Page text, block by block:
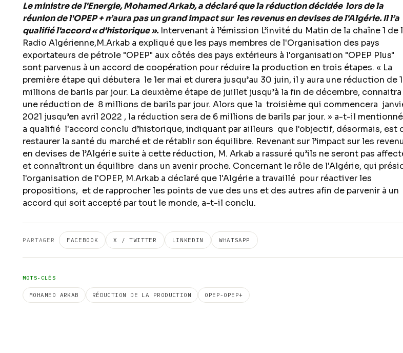
Le ministre de l'Energie, Mohamed Arkab, a déclaré que la réduction décidée lors de la
réunion de l'OPEP + n’aura pas un grand impact sur les revenus en devises de l'Algérie. Il l’a
qualifié l'accord « d’historique ».Intervenant à l’émission L’invité du Matin de la chaîne 1 de
Radio Algérienne,M.Arkab a expliqué que les pays membres de l'Organisation des pays
exportateurs de pétrole "OPEP" aux côtés des pays extérieurs à l'organisation "OPEP Plus"
sont parvenus à un accord de coopération pour réduire la production en trois étapes. « La
première étape qui débutera le 1er mai et durera jusqu’au 30 juin, il y aura une réduction de
millions de barils par jour. La deuxième étape de juillet jusqu’à la fin de décembre, connaitra
une réduction de 8 millions de barils par jour. Alors que la troisième qui commencera
2021 jusqu’en avril 2022 , la réduction sera de 6 millions de barils par jour. » a-t-il
a qualifié l'accord conclu d’historique, indiquant par ailleurs que l'objectif, désormais, est
restaurer la santé du marché et de rétablir son équilibre. Revenant sur l’impact sur les
en devises de l’Algérie suite à cette réduction, M. Arkab a rassuré qu’ils ne seront pas
et connaîtront un équilibre dans un avenir proche. Concernant le rôle de l'Algérie, qui
l'organisation de l'OPEP, M.Arkab a déclaré que l'Algérie a travaillé pour réactiver les
propositions, et de rapprocher les points de vue des uns et des autres afin de parvenir à un
accord qui soit accepté par tout le monde, a-t-il conclu.
PARTAGER FACEBOOK X / TWITTER LINKEDIN WHATSAPP
MOTS-CLÉS
MOHAMED ARKAB RÉDUCTION DE LA PRODUCTION OPEP-OPEP+